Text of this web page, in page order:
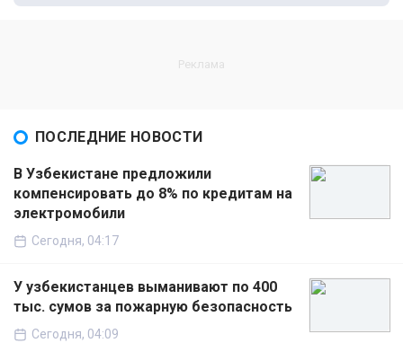
ПОСЛЕДНИЕ НОВОСТИ
В Узбекистане предложили
компенсировать до 8% по кредитам на
электромобили
Сегодня, 04:17
У узбекистанцев выманивают по 400
тыс. сумов за пожарную безопасность
Сегодня, 04:09